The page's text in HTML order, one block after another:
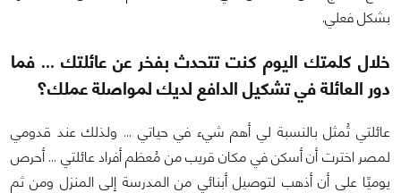
بشكل فعلي.
خلال كلمتك اليوم كنت تتحدث بفخر عن عائلتك ... فما
دور العائلة في تشكيل الدافع لديك لمواصلة عملك؟
عائلتي تُمثل بالنسبة لي أهم شيء في حياتي ... ولذلك عند قدومي
لمصر اخترت أن أسكن في مكان قريب من مُعظم أفراد عائلتي ... أحرص
يوميًا على أن أذهب لتوصيل أبنائي من المدرسة إلى المنزل ومن ثم